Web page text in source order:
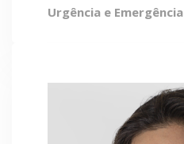
Urgência e Emergência